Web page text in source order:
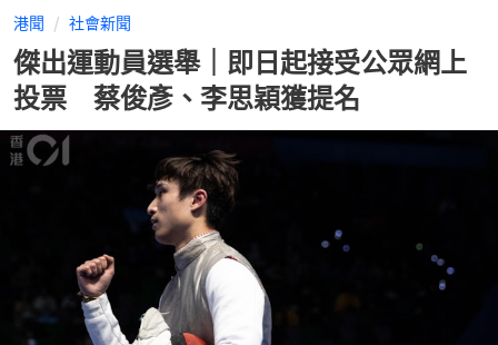
港聞 社會新聞
傑出運動員選舉｜即日起接受公眾網上
投票 蔡俊彥、李思穎獲提名